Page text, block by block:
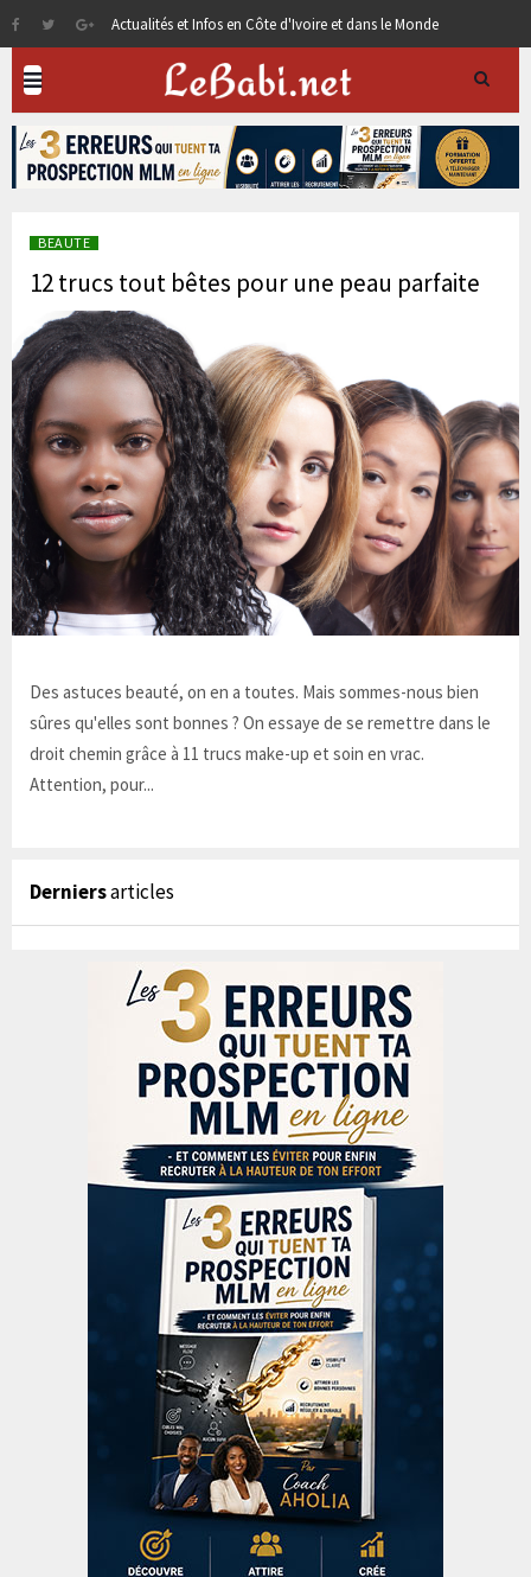
Actualités et Infos en Côte d'Ivoire et dans le Monde
BEAUTE
12 trucs tout bêtes pour une peau parfaite
Des astuces beauté, on en a toutes. Mais sommes-nous bien
sûres qu'elles sont bonnes ? On essaye de se remettre dans le
droit chemin grâce à 11 trucs make-up et soin en vrac.
Attention, pour...
Derniersarticles